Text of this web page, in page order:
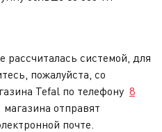
рассчиталась системой, для
пожалуйста, со
Tefal по телефону 8
отправят
почте.